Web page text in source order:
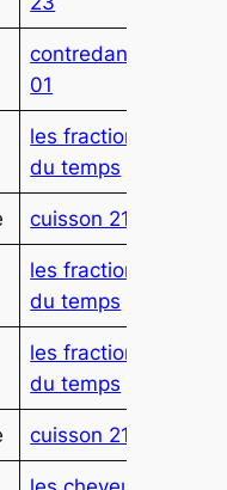
contredanse
01
les fractions
du temps
cuisson 216
les fractions
du temps
les fractions
du temps
cuisson 215